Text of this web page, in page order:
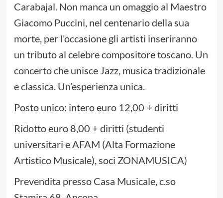
Carabajal. Non manca un omaggio al Maestro
Giacomo Puccini, nel centenario della sua
morte, per l’occasione gli artisti inseriranno
un tributo al celebre compositore toscano. Un
concerto che unisce Jazz, musica tradizionale
e classica. Un’esperienza unica.
Posto unico: intero euro 12,00 + diritti
Ridotto euro 8,00 + diritti (studenti
universitari e AFAM (Alta Formazione
Artistico Musicale), soci ZONAMUSICA)
Prevendita presso Casa Musicale, c.so